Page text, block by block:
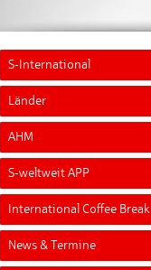
S-International
Länder
AHM
S-weltweit APP
International Coffee Break
News & Termine